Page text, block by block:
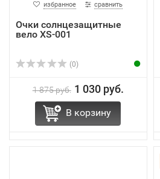
избранное сравнить
Очки солнцезащитные
вело XS-001
(0)
1 875 руб. 1 030 руб.
В корзину